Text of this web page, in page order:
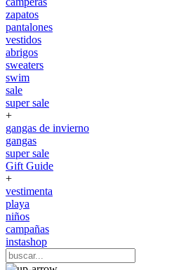
zapatos
pantalones
vestidos
abrigos
sweaters
swim
sale
super sale
+
gangas de invierno
gangas
super sale
Gift Guide
+
vestimenta
playa
niños
campañas
instashop